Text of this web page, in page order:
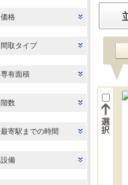
価格
間取タイプ
専有面積
階数
最寄駅までの時間
設備